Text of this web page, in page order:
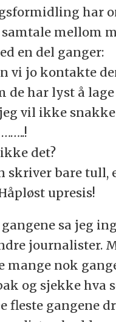
har
mellom
en del ganger:
vi jo kontakte
de har lyst å
vil ikke
det?
skriver bare tull,
upresis!
sa jeg
journalister.
mange nok
og sjekke hva
fleste gangene